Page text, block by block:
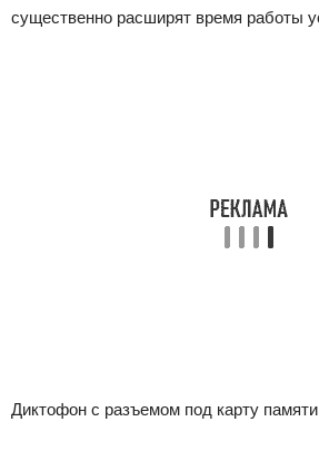
существенно расширят время работы
Диктофон с разъемом под карту памяти